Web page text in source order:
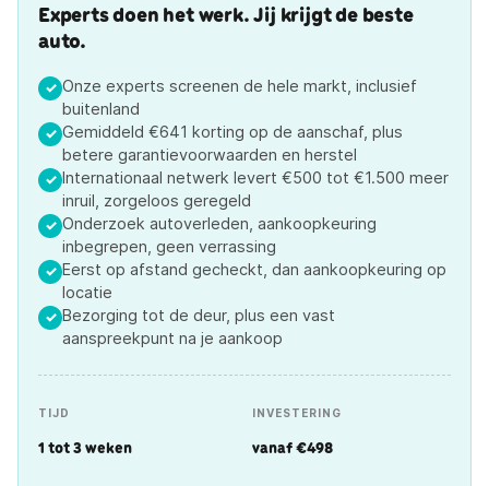
Experts doen het werk. Jij krijgt de beste
auto.
✓ Onze experts screenen de hele markt, inclusief
buitenland
✓ Gemiddeld €641 korting op de aanschaf, plus
betere garantievoorwaarden en herstel
✓ Internationaal netwerk levert €500 tot €1.500 meer
inruil, zorgeloos geregeld
✓ Onderzoek autoverleden, aankoopkeuring
inbegrepen, geen verrassing
✓ Eerst op afstand gecheckt, dan aankoopkeuring op
locatie
✓ Bezorging tot de deur, plus een vast
aanspreekpunt na je aankoop
TIJD
1 tot 3 weken
INVESTERING
vanaf €498